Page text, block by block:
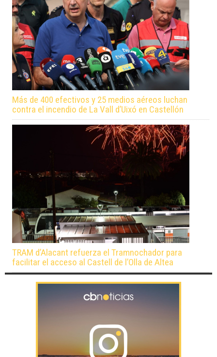
Más de 400 efectivos y 25 medios aéreos luchan
contra el incendio de La Vall d’Uixó en Castellón
TRAM d’Alacant refuerza el Tramnochador para
facilitar el acceso al Castell de l’Olla de Altea